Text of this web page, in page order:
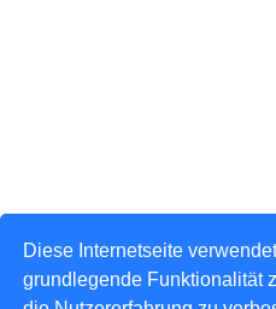
Diese Internetseite
grundlegende Funktionalität